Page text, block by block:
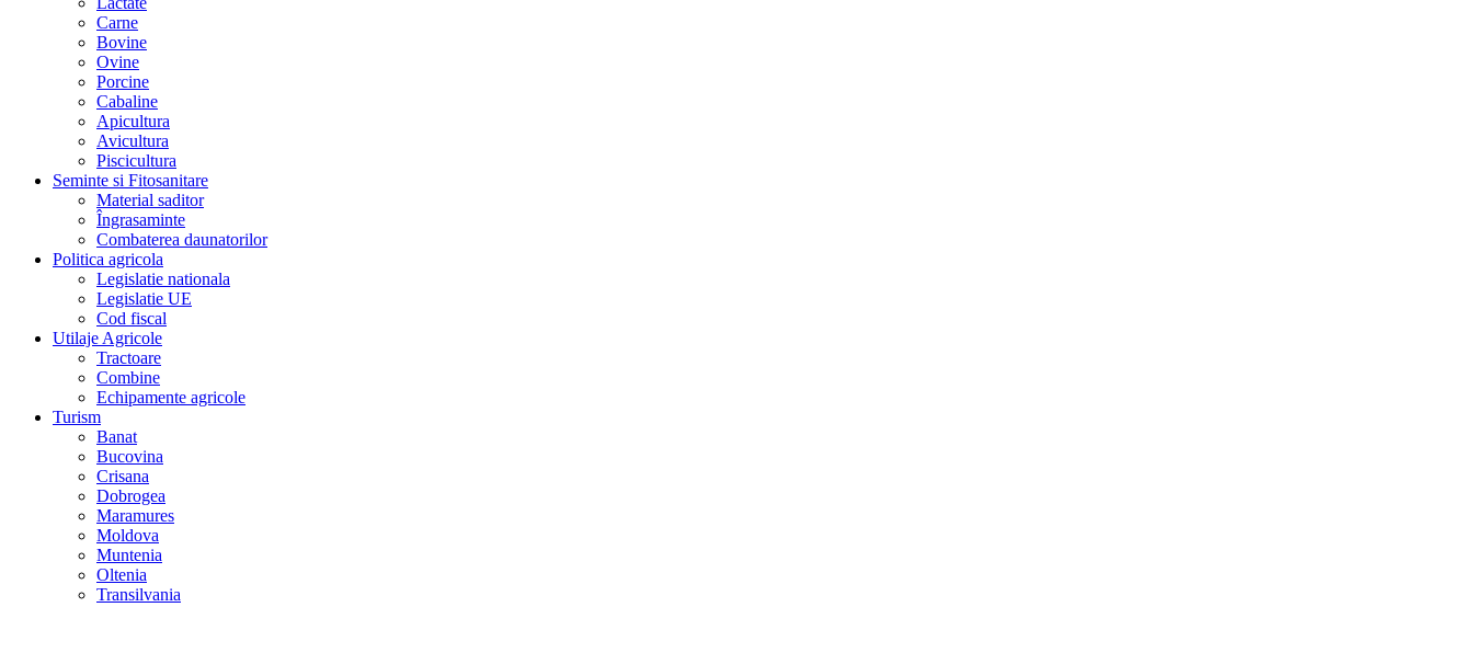
Carne
Bovine
Ovine
Porcine
Cabaline
Apicultura
Avicultura
Piscicultura
Seminte si Fitosanitare
Material saditor
Îngrasaminte
Combaterea daunatorilor
Politica agricola
Legislatie nationala
Legislatie UE
Cod fiscal
Utilaje Agricole
Tractoare
Combine
Echipamente agricole
Turism
Banat
Bucovina
Crisana
Dobrogea
Maramures
Moldova
Muntenia
Oltenia
Transilvania